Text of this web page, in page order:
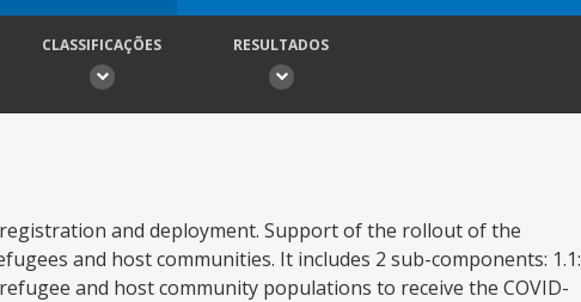
CLASSIFICAÇÕES RESULTADOS
and deployment. Support of the rollout of the
and host communities. It includes 2 sub-components: 1.1:
and host community populations to receive the COVID-